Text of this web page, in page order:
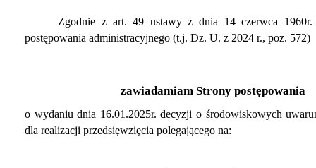
Zgodnie z art. 49 ustawy z dnia 14 czerwca
postępowania administracyjnego (t.j. Dz. U. z 2024 r., poz. 572)
zawiadamiam Strony postępowania
o wydaniu dnia 16.01.2025r. decyzji o środowiskowych
dla realizacji przedsięwzięcia polegającego na: